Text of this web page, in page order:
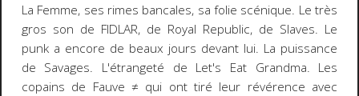
La Femme, ses rimes bancales, sa folie scénique. Le très
gros son de FIDLAR, de Royal Republic, de Slaves. Le
punk a encore de beaux jours devant lui. La puissance
de Savages. L'étrangeté de Let's Eat Grandma. Les
copains de Fauve ≠ qui ont tiré leur révérence avec